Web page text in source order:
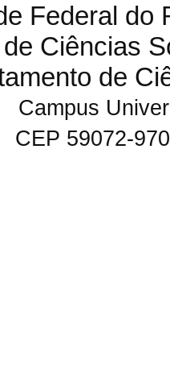
Federal do
Ciências
de
Campus
CEP 59072-